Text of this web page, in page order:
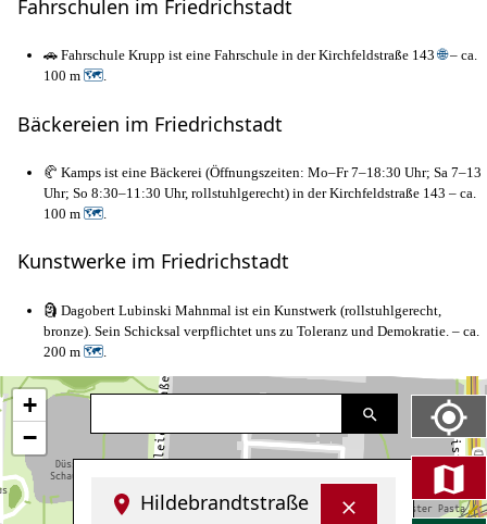
Fahrschulen im Friedrichstadt
🚗 Fahrschule Krupp ist eine Fahrschule in der Kirchfeldstraße 143🌐– ca.
100 m 🗺.
Bäckereien im Friedrichstadt
🥐 Kamps ist eine Bäckerei (Öffnungszeiten: Mo–Fr 7–18:30 Uhr; Sa 7–13
Uhr; So 8:30–11:30 Uhr, rollstuhlgerecht) in der Kirchfeldstraße 143 – ca.
100 m 🗺
Kunstwerke im Friedrichstadt
🗿 Dagobert Lubinski Mahnmal ist ein Kunstwerk (rollstuhlgerecht,
bronze). Sein Schicksal verpflichtet uns zu Toleranz und Demokratie. – ca.
200 m 🗺
Hildebrandtstraße
+
−